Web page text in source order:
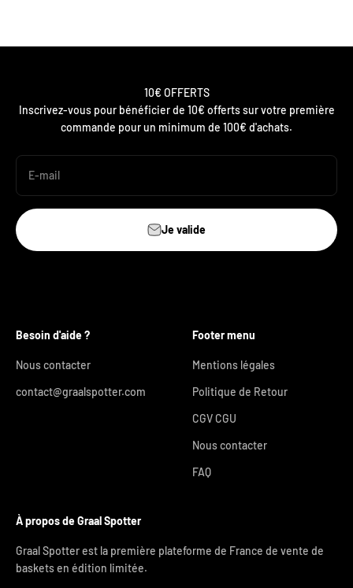
10€ OFFERTS
Inscrivez-vous pour bénéficier de 10€ offerts sur votre première
commande pour un minimum de 100€ d'achats.
E-mail
Je valide
Besoin d'aide ?
Nous contacter
contact@graalspotter.com
À propos de Graal Spotter
Graal Spotter est la première plateforme de France de vente de
baskets en édition limitée.
Footer menu
Mentions légales
Politique de Retour
CGV CGU
Nous contacter
FAQ